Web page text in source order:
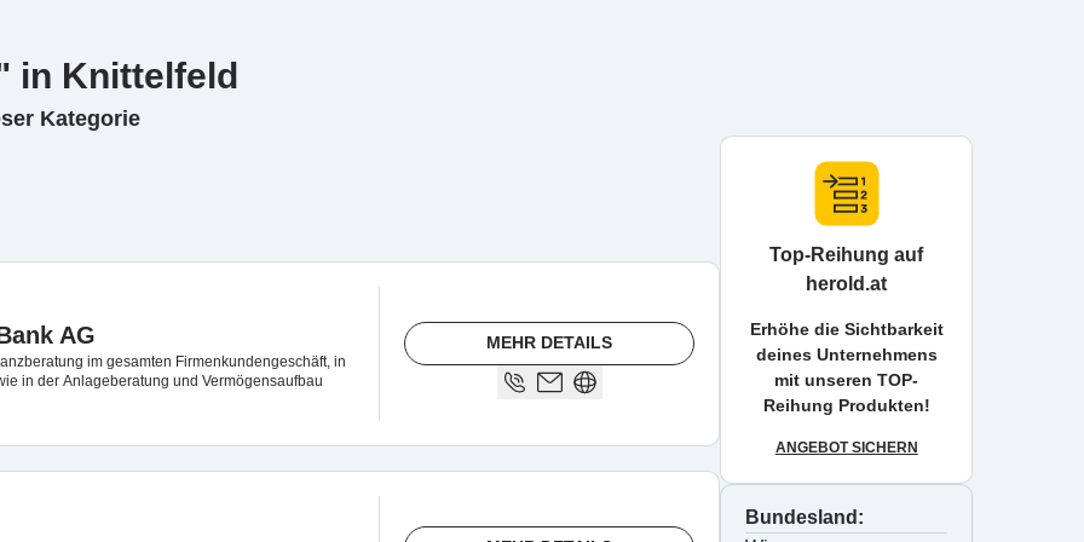
in Knittelfeld
Kategorie
AG
im gesamten Firmenkundengeschäft, in
in der Anlageberatung und Vermögensaufbau
MEHR DETAILS
Top-Reihung auf
herold.at
Erhöhe die Sichtbarkeit
deines Unternehmens
mit unseren TOP-
Reihung Produkten!
ANGEBOT SICHERN
Bundesland: